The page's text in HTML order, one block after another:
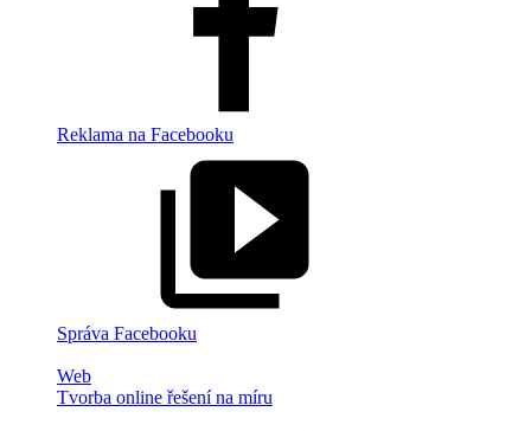
Reklama na Facebooku
Správa Facebooku
Web
Tvorba online řešení na míru